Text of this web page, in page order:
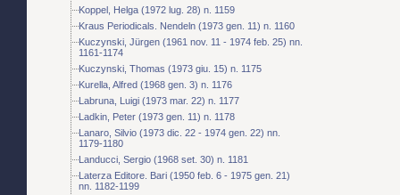
Koppel, Helga (1972 lug. 28) n. 1159
Kraus Periodicals. Nendeln (1973 gen. 11) n. 1160
Kuczynski, Jürgen (1961 nov. 11 - 1974 feb. 25) nn.
1161-1174
Kuczynski, Thomas (1973 giu. 15) n. 1175
Kurella, Alfred (1968 gen. 3) n. 1176
Labruna, Luigi (1973 mar. 22) n. 1177
Ladkin, Peter (1973 gen. 11) n. 1178
Lanaro, Silvio (1973 dic. 22 - 1974 gen. 22) nn.
1179-1180
Landucci, Sergio (1968 set. 30) n. 1181
Laterza Editore. Bari (1950 feb. 6 - 1975 gen. 21)
nn. 1182-1199